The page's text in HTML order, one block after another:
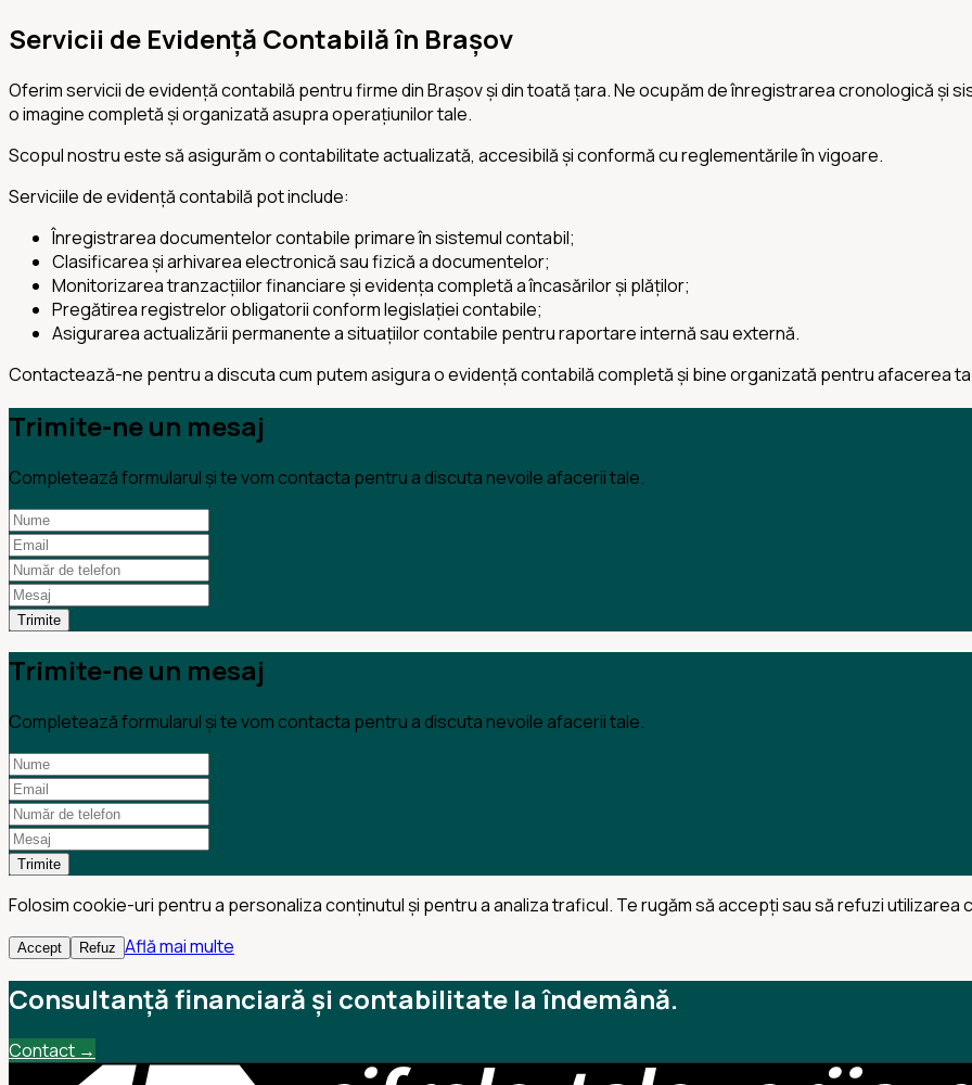
Servicii de Evidență Contabilă în Brașov
Oferim servicii de evidență contabilă pentru firme din Brașov și din toată țara. Ne ocupăm de înregistrarea cronologică și
o imagine completă și organizată asupra operațiunilor tale.
Scopul nostru este să asigurăm o contabilitate actualizată, accesibilă și conformă cu reglementările în vigoare.
Serviciile de evidență contabilă pot include:
Înregistrarea documentelor contabile primare în sistemul contabil;
Clasificarea și arhivarea electronică sau fizică a documentelor;
Monitorizarea tranzacțiilor financiare și evidența completă a încasărilor și plăților;
Pregătirea registrelor obligatorii conform legislației contabile;
Asigurarea actualizării permanente a situațiilor contabile pentru raportare internă sau externă.
Contactează-ne pentru a discuta cum putem asigura o evidență contabilă completă și bine organizată pentru afacerea
Trimite-ne un mesaj
Completează formularul și te vom contacta pentru a discuta nevoile afacerii tale.
Trimite
Trimite-ne un mesaj
Completează formularul și te vom contacta pentru a discuta nevoile afacerii tale.
Trimite
Folosim cookie-uri pentru a personaliza conținutul și pentru a analiza traficul. Te rugăm să accepți sau să refuzi utilizarea
Accept Refuz Află mai multe
Consultanță financiară și contabilitate la îndemână.
Contact →